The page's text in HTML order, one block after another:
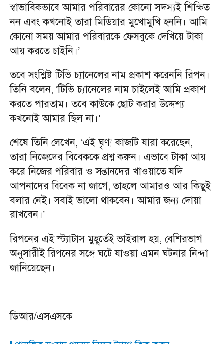
স্বাভাবিকভাবে আমার পরিবারের কোনো সদস্যই শিক্ষিত
নন এবং কখনোই তারা মিডিয়ার মুখোমুখি হননি। আমি
কোনো সময় আমার পরিবারকে ফেসবুকে দেখিয়ে টাকা
আয় করতে চাইনি।’
তবে সংশ্লিষ্ট টিভি চ্যানেলের নাম প্রকাশ করেননি রিপন।
তিনি বলেন, ‘টিভি চ্যানেলের নাম চাইলেই আমি প্রকাশ
করতে পারতাম। তবে কাউকে ছোট করার উদ্দেশ্য
কখনোই আমার ছিল না।’
শেষে তিনি লেখেন, ‘এই ঘৃণ্য কাজটি যারা করেছেন,
তারা নিজেদের বিবেককে প্রশ্ন করুন। এভাবে টাকা আয়
করে নিজের পরিবার ও সন্তানদের খাওয়াতে যদি
আপনাদের বিবেক না জাগে, তাহলে আমারও আর কিছুই
বলার নেই। সবাই ভালো থাকবেন। আমার জন্য দোয়া
রাখবেন।’
রিপনের এই স্ট্যাটাস মুহূর্তেই ভাইরাল হয়, বেশিরভাগ
অনুসারীই রিপনের সঙ্গে ঘটে যাওয়া এমন ঘটনার নিন্দা
জানিয়েছেন।
ডিআর/এসএসকে